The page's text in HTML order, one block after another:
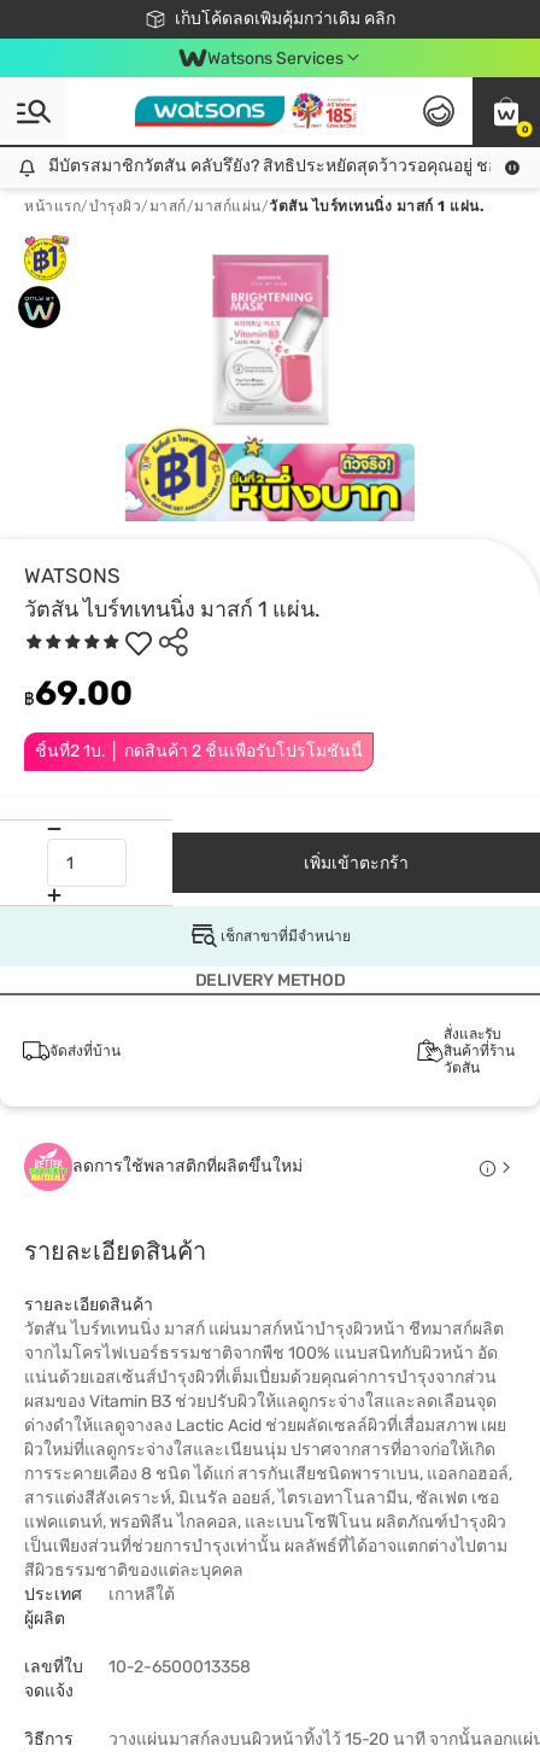
เก็บโค้ดลดเพิ่มคุ้มกว่าเดิม คลิก
ชอปออนไลน์ครั้งแรก ลดเพิ่มจุก ๆ 10%! 🎉
📦ส่งฟรี! เมื่อชอป 499฿
สมาชิกวัตสัน คลับดียังไง?
Watsons Services
0
มีบัตรสมาชิกวัตสัน คลับรึยัง? สิทธิประหยัดสุดว้าวรอคุณอยู่ ชอปคุ้มกว่าเดิม คลิก!
มีบัตรสมาชิกวัตสัน คลับรึยัง? สิทธิประหยัดสุดว้าวรอคุณอยู่ ชอปคุ้มก
หน้าแรก/บำรุงผิว/มาสก์/มาสก์แผ่น/วัตสัน ไบร์ทเทนนิ่ง มาสก์ 1 แผ่น.
WATSONS
วัตสัน ไบร์ทเทนนิ่ง มาสก์ 1 แผ่น.
ชิ้นที่2 1บ. │ กดสินค้า 2 ชิ้นเพื่อรับโปรโมชันนี้
฿69.00
เพิ่มเข้าตะกร้า
เช็กสาขาที่มีจำหน่าย
DELIVERY METHOD
จัดส่งที่บ้าน
สั่งและรับ
สินค้าที่ร้าน
วัตสัน
ลดการใช้พลาสติกที่ผลิตขึ้นใหม่
รายละเอียดสินค้า
รายละเอียดสินค้า
วัตสัน ไบร์ทเทนนิ่ง มาสก์ แผ่นมาสก์หน้าบำรุงผิวหน้า ชีทมาสก์ผลิต
จากไมโครไฟเบอร์ธรรมชาติจากพืช 100% แนบสนิทกับผิวหน้า อัด
แน่นด้วยเอสเซ้นส์บำรุงผิวที่เต็มเปี่ยมด้วยคุณค่าการบำรุงจากส่วน
ผสมของ Vitamin B3 ช่วยปรับผิวให้แลดูกระจ่างใสและลดเลือนจุด
ด่างดำให้แลดูจางลง Lactic Acid ช่วยผลัดเซลล์ผิวที่เสื่อมสภาพ เผย
ผิวใหม่ที่แลดูกระจ่างใสและเนียนนุ่ม ปราศจากสารที่อาจก่อให้เกิด
การระคายเคือง 8 ชนิด ได้แก่ สารกันเสียชนิดพาราเบน, แอลกอฮอล์,
สารแต่งสีสังเคราะห์, มิเนรัล ออยล์, ไตรเอทาโนลามีน, ซัลเฟต เซอ
แฟคแตนท์, พรอพิลีน ไกลคอล, และเบนโซฟีโนน ผลิตภัณฑ์บำรุงผิว
เป็นเพียงส่วนที่ช่วยการบำรุงเท่านั้น ผลลัพธ์ที่ได้อาจแตกต่างไปตาม
สีผิวธรรมชาติของแต่ละบุคคล
ประเทศ
ผู้ผลิต
เกาหลีใต้
เลขที่ใบ
จดแจ้ง
10-2-6500013358
วิธีการ
วางแผ่นมาสก์ลงบนผิวหน้าทิ้งไว้ 15-20 นาที จากนั้นลอกแผ่